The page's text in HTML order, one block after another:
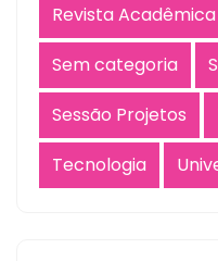
Revista Acadêmica
Sem categoria
Sessão Projetos
Tecnologia